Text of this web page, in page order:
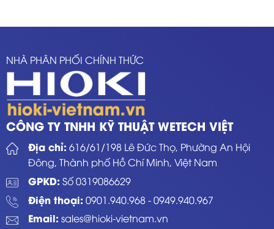
NHÀ PHÂN PHỐI CHÍNH THỨC
CÔNG TY TNHH KỸ THUẬT WETECH VIỆT
Địa chỉ: 616/61/198 Lê Đức Thọ, Phường An Hội
Đông, Thành phố Hồ Chí Minh, Việt Nam
GPKD: Số 0319086629
Điện thoại: 0901.940.968-0949.940.967
Email: sales@hioki-vietnam.vn